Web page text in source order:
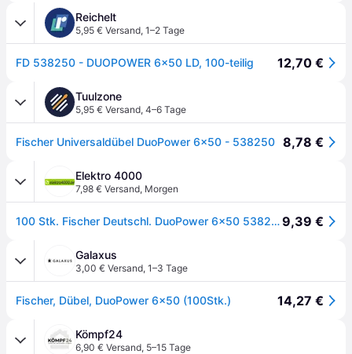
Reichelt
5,95 € Versand, 1–2 Tage
FD 538250 - DUOPOWER 6x50 LD, 100-teilig 12,70 €
Tuulzone
5,95 € Versand, 4–6 Tage
Fischer Universaldübel DuoPower 6x50 - 538250 8,78 €
Elektro 4000
7,98 € Versand, Morgen
100 Stk. Fischer Deutschl. DuoPower 6x50 5382509,39 €
Galaxus
3,00 € Versand, 1–3 Tage
Fischer, Dübel, DuoPower 6x50 (100Stk.) 14,27 €
Kömpf24
6,90 € Versand, 5–15 Tage